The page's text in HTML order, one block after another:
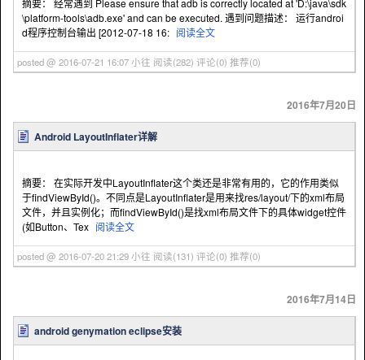
摘要： 经常遇到 Please ensure that adb is correctly located at 'D:\java\sdk
\platform-tools\adb.exe' and can be executed. 遇到问题描述： 运行androi
d程序控制台输出 [2012-07-18 16: 阅读全文
posted @ 2016-07-21 16:07 小往 阅读(282) 评论(0) 推荐(0)
2016年7月20日
Android LayoutInflater详解
摘要： 在实际开发中LayoutInflater这个类还是非常有用的，它的作用类似
于findViewById()。不同点是LayoutInflater是用来找res/layout/下的xml布局
文件，并且实例化；而findViewById()是找xml布局文件下的具体widget控件
(如Button、Tex 阅读全文
posted @ 2016-07-20 21:29 小往 阅读(131) 评论(0) 推荐(0)
2016年7月14日
android genymation eclipse安装